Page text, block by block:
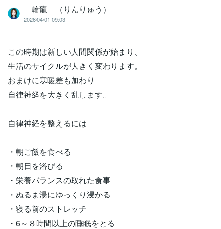
輪龍 （りんりゅう）
2026/04/01 09:03
この時期は新しい人間関係が始まり、
生活のサイクルが大きく変わります。
おまけに寒暖差も加わり
自律神経を大きく乱します。
自律神経を整えるには
・朝ご飯を食べる
・朝日を浴びる
・栄養バランスの取れた食事
・ぬるま湯にゆっくり浸かる
・寝る前のストレッチ
・6～８時間以上の睡眠をとる